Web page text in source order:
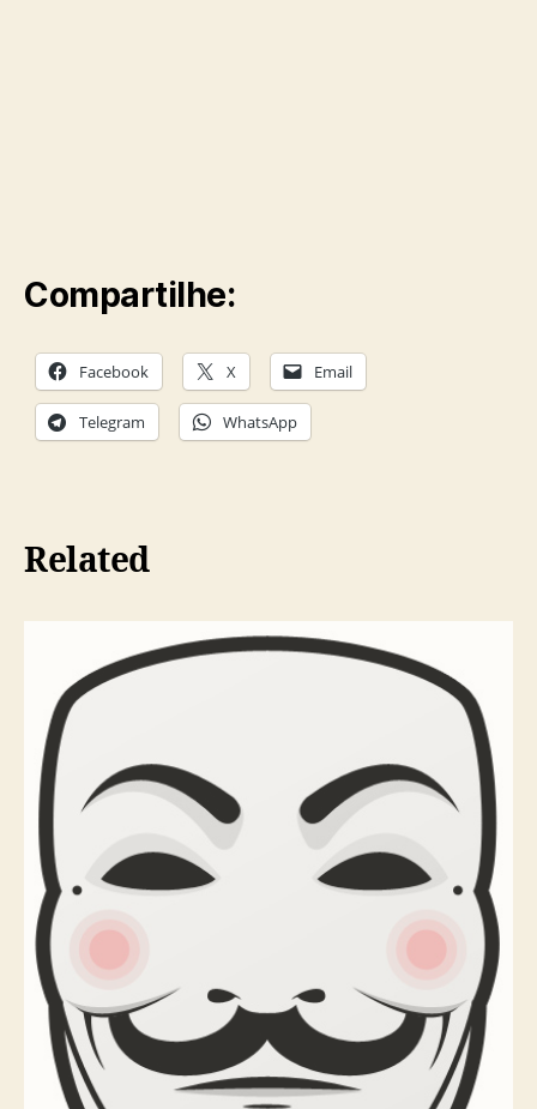
Compartilhe:
Facebook X Email
Telegram WhatsApp
Related